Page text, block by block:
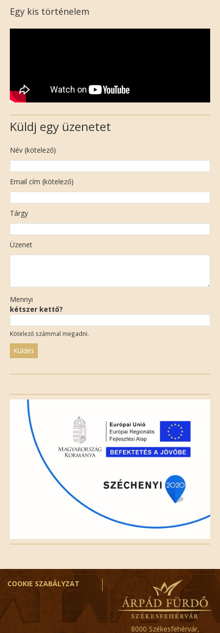
Egy kis történelem
Küldj egy üzenetet
Név (kötelező)
Email cím (kötelező)
Tárgy
Üzenet
Mennyi
kétszer kettő?
Kötelező számmal megadni.
field
empty.
COOKIE SZABÁLYZAT
8000 Székesfehérvár,